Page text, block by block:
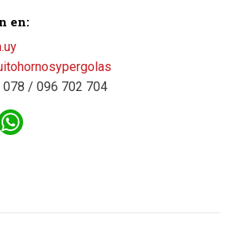
en:
078 / 096 702 704